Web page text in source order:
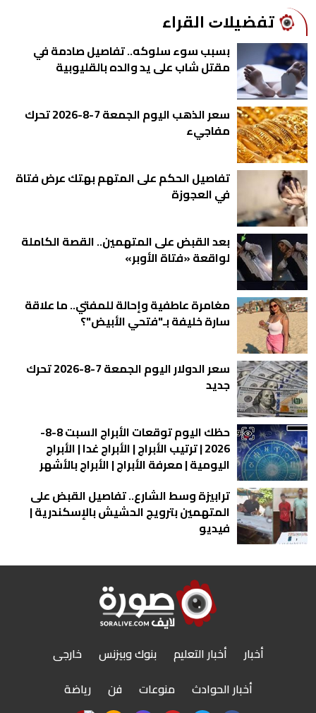
ﺗﻔﻀﻴﻼﺕ اﻟﻘﺮاء
بسبب سوء سلوكه.. تفاصيل صادمة في
مقتل شاب على يد والده بالقليوبية
سعر الذهب اليوم الجمعة 7-8-2026 تحرك
مفاجيء
تفاصيل الحكم على المتهم بهتك عرض فتاة
في العجوزة
بعد القبض على المتهمين.. القصة الكاملة
لواقعة «فتاة الأوبر»
مغامرة عاطفية وإحالة للمفتي.. ما علاقة
سارة خليفة بـ"فتحي الأبيض"؟
سعر الدولار اليوم الجمعة 7-8-2026 تحرك
جديد
حظك اليوم توقعات الأبراج السبت 8-8-
2026 | ترتيب الأبراج | الأبراج غدا | الأبراج
اليومية | معرفة الأبراج | الأبراج بالأشهر
ترابيزة وسط الشارع.. تفاصيل القبض على
المتهمين بترويج الحشيش بالإسكندرية |
فيديو
أخبار أخبار التعليم بنوك وبيزنس
خارجى
أخبار الحوادث
منوعات فن
رياضة